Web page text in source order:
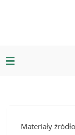
Materiały